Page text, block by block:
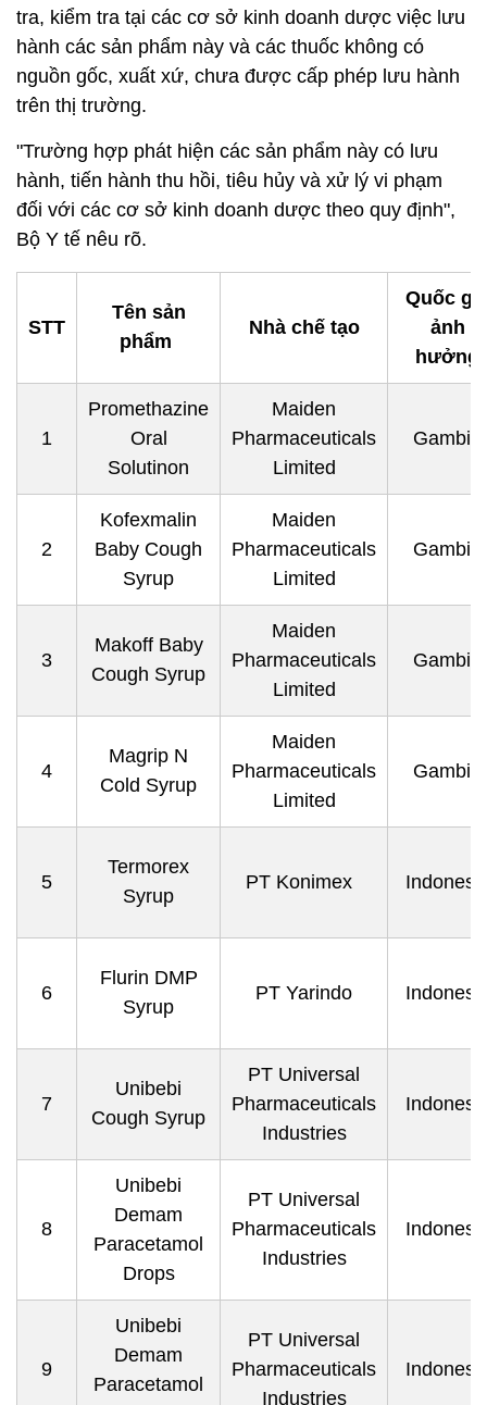
tra, kiểm tra tại các cơ sở kinh doanh dược việc lưu
hành các sản phẩm này và các thuốc không có
nguồn gốc, xuất xứ, chưa được cấp phép lưu hành
trên thị trường.
"Trường hợp phát hiện các sản phẩm này có lưu
hành, tiến hành thu hồi, tiêu hủy và xử lý vi phạm
đối với các cơ sở kinh doanh dược theo quy định",
Bộ Y tế nêu rõ.
STT
Tên sản
phẩm
Nhà chế tạo
Quốc
ảnh
hưởng
1
Promethazine
Oral
Solutinon
Maiden
Pharmaceuticals
Limited
Gambia
2
Kofexmalin
Baby Cough
Syrup
Maiden
Pharmaceuticals
Limited
Gambia
3
Makoff Baby
Cough Syrup
Maiden
Pharmaceuticals
Limited
Gambia
4
Magrip N
Cold Syrup
Maiden
Pharmaceuticals
Limited
Gambia
5
Termorex
Syrup
PT Konimex
6
Flurin DMP
Syrup
PT Yarindo
7
Unibebi
Cough Syrup
PT Universal
Pharmaceuticals
Industries
8
Unibebi
Demam
Paracetamol
Drops
PT Universal
Pharmaceuticals
Industries
9
Unibebi
Demam
Paracetamol
PT Universal
Pharmaceuticals
Industries